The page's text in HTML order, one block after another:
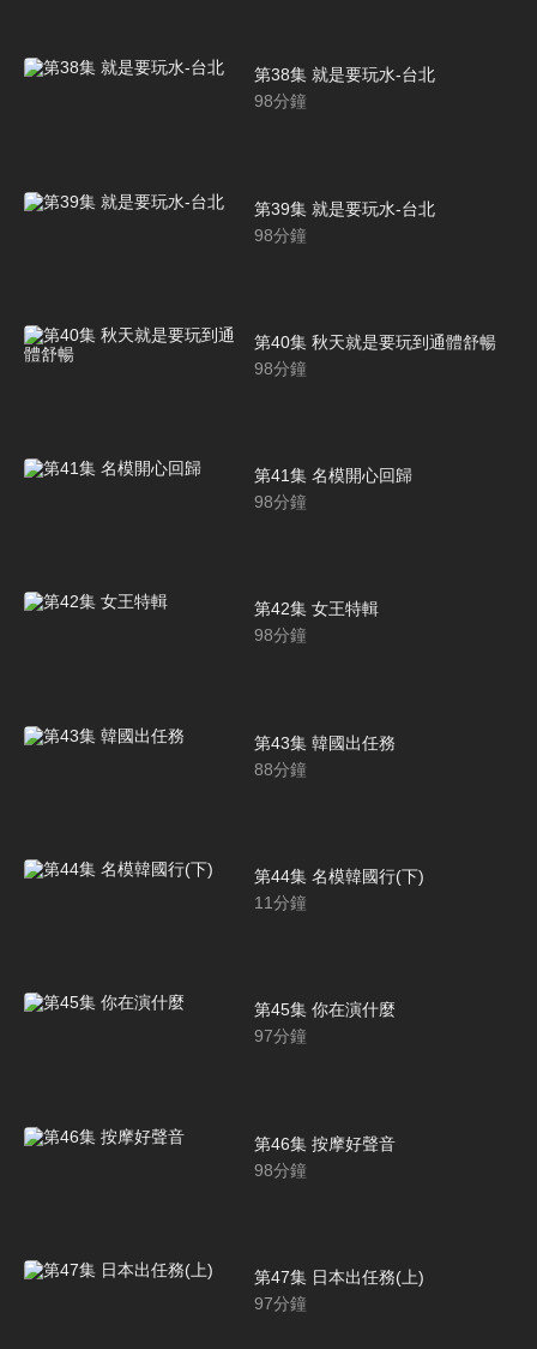
第38集 就是要玩水-台北
98分鐘
第39集 就是要玩水-台北
98分鐘
第40集 秋天就是要玩到通體舒暢
98分鐘
第41集 名模開心回歸
98分鐘
第42集 女王特輯
98分鐘
第43集 韓國出任務
88分鐘
第44集 名模韓國行(下)
11分鐘
第45集 你在演什麼
97分鐘
第46集 按摩好聲音
98分鐘
第47集 日本出任務(上)
97分鐘